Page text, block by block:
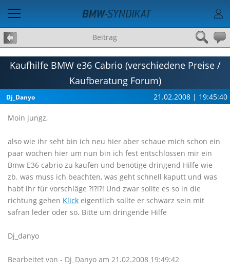
Beitrag
Kaufhilfe BMW e36 Cabrio (verschiedene Preise /
Kaufberatung Forum)
Dj_Danyo 21.02.2008 | 19:45:40
Moin jungz,
also wie ihr seht bin ich neu hier aber schaue mich schon ein
paar wochen hier um nun bin ich fest entschlossen mir ein
Bmw E36 cabrio zu kaufen und benötige dringend Hilfe wie
zb. was muss ich beachten, was geht schnell kaputt und was
habt ihr für vorschläge ?!?!?! Und zwar sollte es so in die
richtung gehen Klick eigentlich sollte er schwarz sein mit
safran leder oder so. Bitte um dringende Hilfe
Dj_danyo
Bearbeitet von - Dj_Danyo am 21.02.2008 19:49:42